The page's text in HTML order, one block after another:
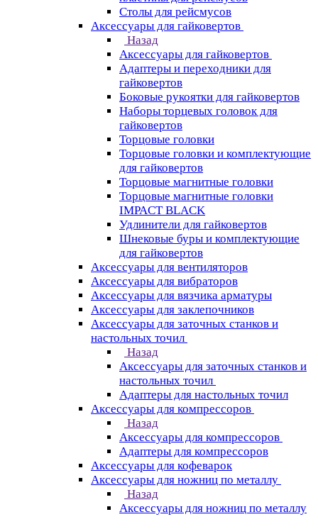
Столы для рейсмусов
Аксессуары для гайковертов
Назад
Аксессуары для гайковертов
Адаптеры и переходники для
гайковертов
Боковые рукоятки для гайковертов
Наборы торцевых головок для
гайковертов
Торцовые головки
Торцовые головки и комплектующие
для гайковертов
Торцовые магнитные головки
Торцовые магнитные головки
IMPACT BLACK
Удлинители для гайковертов
Шнековые буры и комплектующие
для гайковертов
Аксессуары для вентиляторов
Аксессуары для вибраторов
Аксессуары для вязчика арматуры
Аксессуары для заклепочников
Аксессуары для заточных станков и
настольных точил
Назад
Аксессуары для заточных станков и
настольных точил
Адаптеры для настольных точил
Аксессуары для компрессоров
Назад
Аксессуары для компрессоров
Адаптеры для компрессоров
Аксессуары для кофеварок
Аксессуары для ножниц по металлу
Назад
Аксессуары для ножниц по металлу